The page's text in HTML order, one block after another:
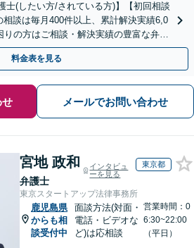
士(したい方/されている方)】【初回相談
談は毎月400件以上、累計解決実績6,0
の方はご相談・解決実績の豊富な弁護
ださい。
料金表を見る
メールでお問い合わせ
宮地 政和
弁護士
インタビュ
ーを見る
東京都
東京スタートアップ法律事務所
鹿児島県
からも相
談受付中
面談方法(対面・
電話・ビデオな
ど)は応相談
営業時間：0
6:30~22:00
（平日）